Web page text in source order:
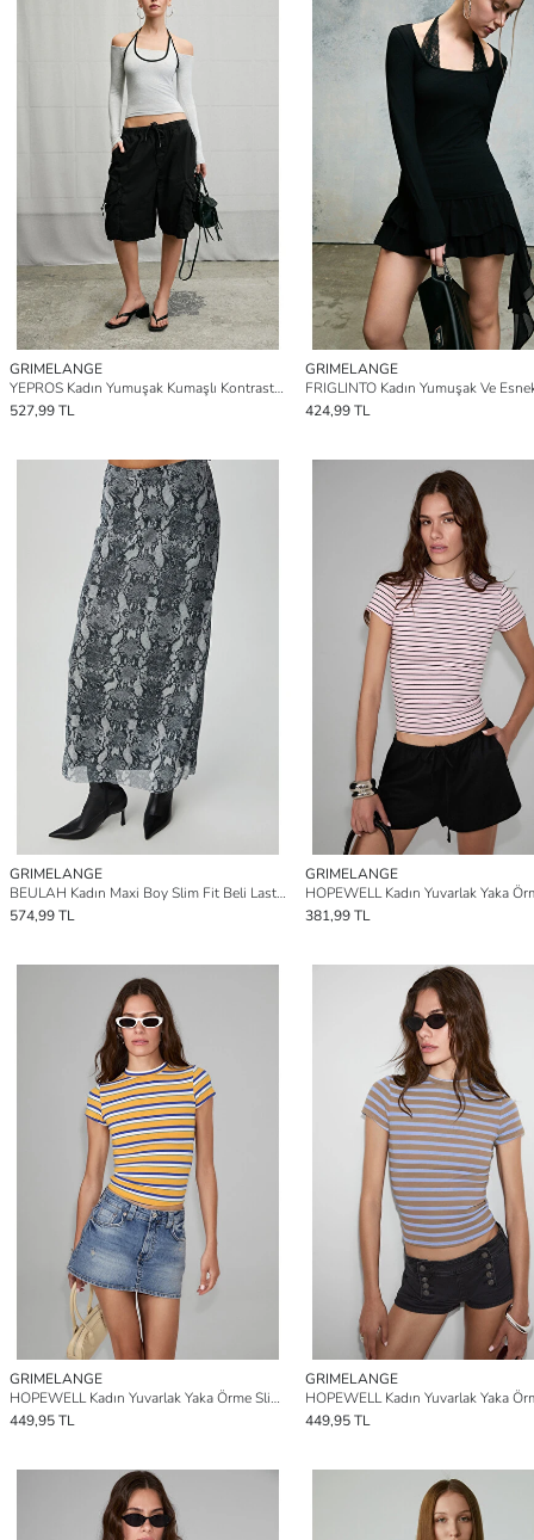
GRIMELANGE
YEPROS Kadın Yumuşak Kumaşlı Kontrast Biyeli Boyundan Bağlamalı Omuzları Açık GRİ MELANJ Bluz
527,99 TL
GRIMELANGE
424,99 TL
GRIMELANGE
BEULAH Kadın Maxi Boy Slim Fit Beli Lastikli Tül Batik Desenli GRİ-SİYAH Etek
574,99 TL
GRIMELANGE
381,99 TL
GRIMELANGE
HOPEWELL Kadın Yuvarlak Yaka Örme Slim Fit KOYU MAVİ T-Shirt
449,95 TL
GRIMELANGE
449,95 TL